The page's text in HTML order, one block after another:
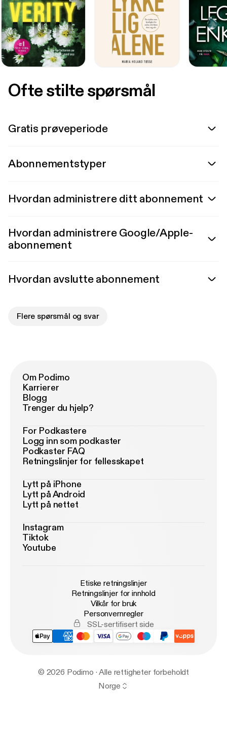
Ofte stilte spørsmål
Gratis prøveperiode
Abonnementstyper
Hvordan administrere ditt abonnement
Hvordan administrere Google/Apple-
abonnement
Hvordan avslutte abonnement
Flere spørsmål og svar
Om Podimo
Karrierer
Blogg
Trenger du hjelp?
For Podkastere
Logg inn som podkaster
Podkaster FAQ
Retningslinjer for fellesskapet
Lytt på iPhone
Lytt på Android
Lytt på nettet
Instagram
Tiktok
Youtube
Etiske retningslinjer
Retningslinjer for innhold
Vilkår for bruk
Personvernregler
SSL-sertifisert side
© 2026 Podimo · Alle rettigheter forbeholdt
Norge